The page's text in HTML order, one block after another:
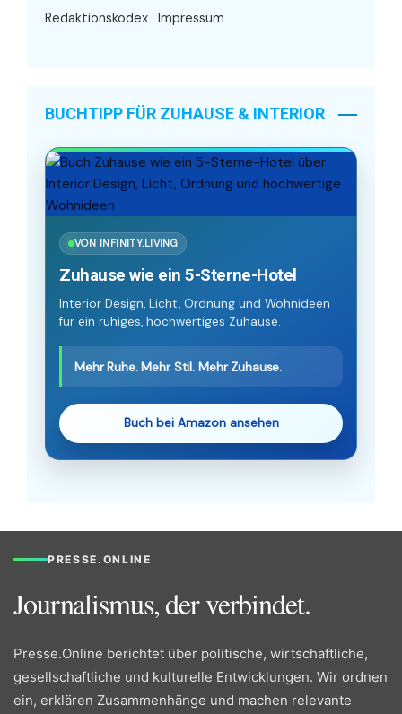
Redaktionskodex · Impressum
BUCHTIPP FÜR ZUHAUSE & INTERIOR
VON INFINITY.LIVING
Zuhause wie ein 5-Sterne-Hotel
Interior Design, Licht, Ordnung und Wohnideen
für ein ruhiges, hochwertiges Zuhause.
Mehr Ruhe. Mehr Stil. Mehr Zuhause.
Buch bei Amazon ansehen
PRESSE.ONLINE
Journalismus, der verbindet.
Presse.Online berichtet über politische, wirtschaftliche,
gesellschaftliche und kulturelle Entwicklungen. Wir ordnen
ein, erklären Zusammenhänge und machen relevante